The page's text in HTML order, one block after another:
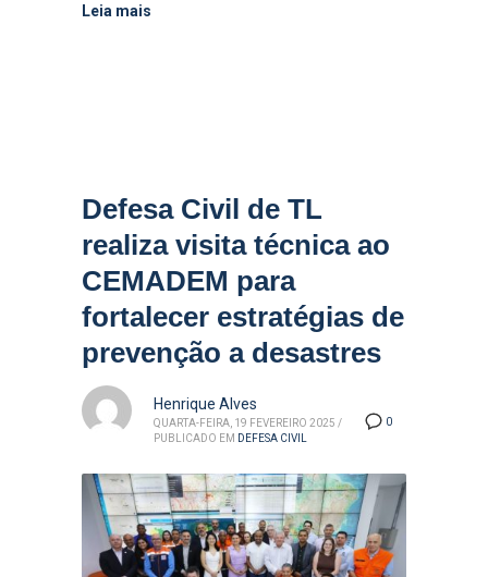
Leia mais
Defesa Civil de TL
realiza visita técnica ao
CEMADEM para
fortalecer estratégias de
prevenção a desastres
0
Henrique Alves
QUARTA-FEIRA, 19 FEVEREIRO 2025 /
PUBLICADO EM DEFESA CIVIL